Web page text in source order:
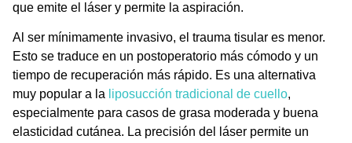
que emite el láser y permite la aspiración.
Al ser mínimamente invasivo, el trauma tisular es menor.
Esto se traduce en un postoperatorio más cómodo y un
tiempo de recuperación más rápido. Es una alternativa
muy popular a la liposucción tradicional de cuello,
especialmente para casos de grasa moderada y buena
elasticidad cutánea. La precisión del láser permite un